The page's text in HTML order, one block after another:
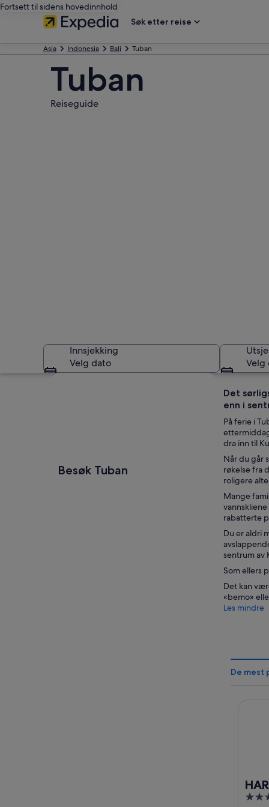
Fortsett til sidens hovedinnhold
Søk etter reise
Asia Indonesia Bali Tuban
Tuban
Reiseguide
Innsjekking
Velg dato
Velg
Besøk Tuban
Det
enn i
På ferie i
dra inn til
Når du går
røkelse fra
roligere
Mange
rabatterte
Du er aldri
sentrum av
Som ellers
Det kan
«bemo»
Les mindre
De mest
Bali
4